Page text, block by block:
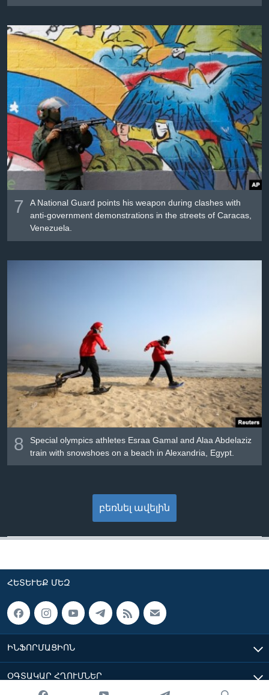
7
A National Guard points his weapon during clashes with
anti-government demonstrations in the streets of Caracas,
Venezuela.
8
Special olympics athletes Esraa Gamal and Alaa Abdelaziz
train with snowshoes on a beach in Alexandria, Egypt.
բեռնել ավելին
ՀԵՏԵՒԵՔ ՄԵԶ
ԻՆՖՈՐՄԱՑԻՈՆ
ՕԳՏԱԿԱՐ ՀՂՈՒՄՆԵՐ